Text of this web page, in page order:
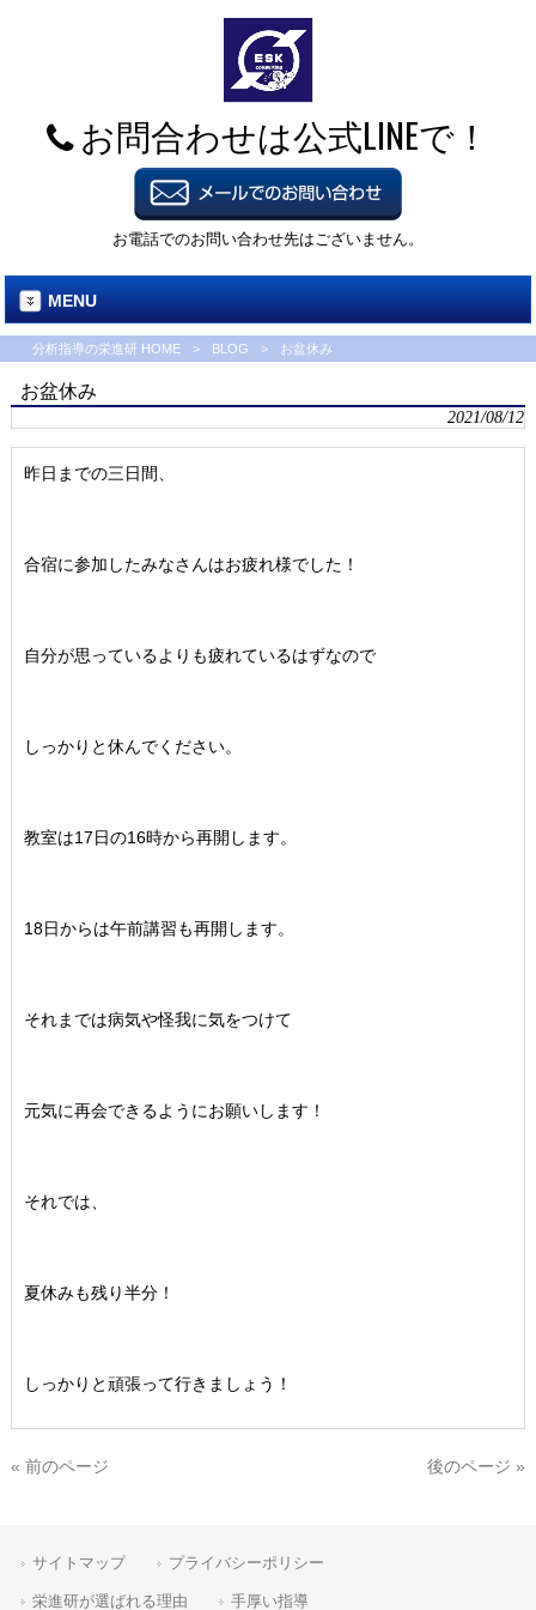
お問合わせは公式LINEで！
お電話でのお問い合わせ先はございません。
MENU
分析指導の栄進研 HOME > BLOG > お盆休み
お盆休み
2021/08/12
昨日までの三日間、
合宿に参加したみなさんはお疲れ様でした！
自分が思っているよりも疲れているはずなので
しっかりと休んでください。
教室は17日の16時から再開します。
18日からは午前講習も再開します。
それまでは病気や怪我に気をつけて
元気に再会できるようにお願いします！
それでは、
夏休みも残り半分！
しっかりと頑張って行きましょう！
« 前のページ 後のページ »
サイトマップ プライバシーポリシー
栄進研が選ばれる理由 手厚い指導